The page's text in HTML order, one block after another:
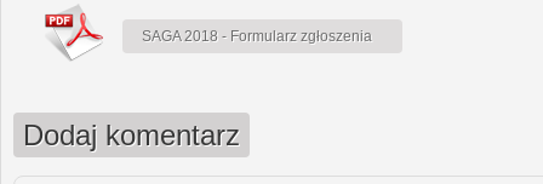
SAGA 2018 - Formularz zgłoszenia
Dodaj komentarz